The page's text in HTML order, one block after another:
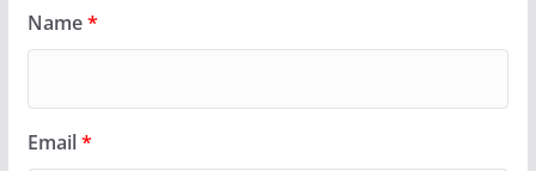
Name*
Email*